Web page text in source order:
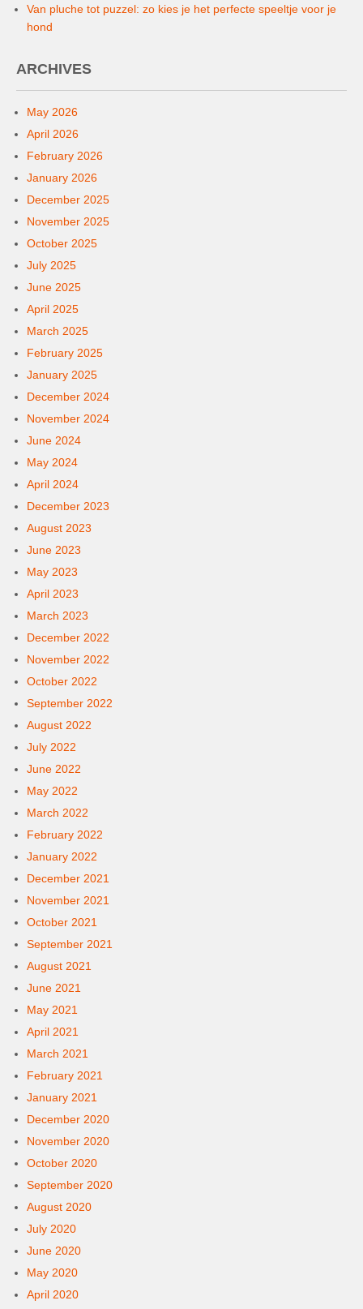
Van pluche tot puzzel: zo kies je het perfecte speeltje voor je
hond
ARCHIVES
May 2026
April 2026
February 2026
January 2026
December 2025
November 2025
October 2025
July 2025
June 2025
April 2025
March 2025
February 2025
January 2025
December 2024
November 2024
June 2024
May 2024
April 2024
December 2023
August 2023
June 2023
May 2023
April 2023
March 2023
December 2022
November 2022
October 2022
September 2022
August 2022
July 2022
June 2022
May 2022
March 2022
February 2022
January 2022
December 2021
November 2021
October 2021
September 2021
August 2021
June 2021
May 2021
April 2021
March 2021
February 2021
January 2021
December 2020
November 2020
October 2020
September 2020
August 2020
July 2020
June 2020
May 2020
April 2020